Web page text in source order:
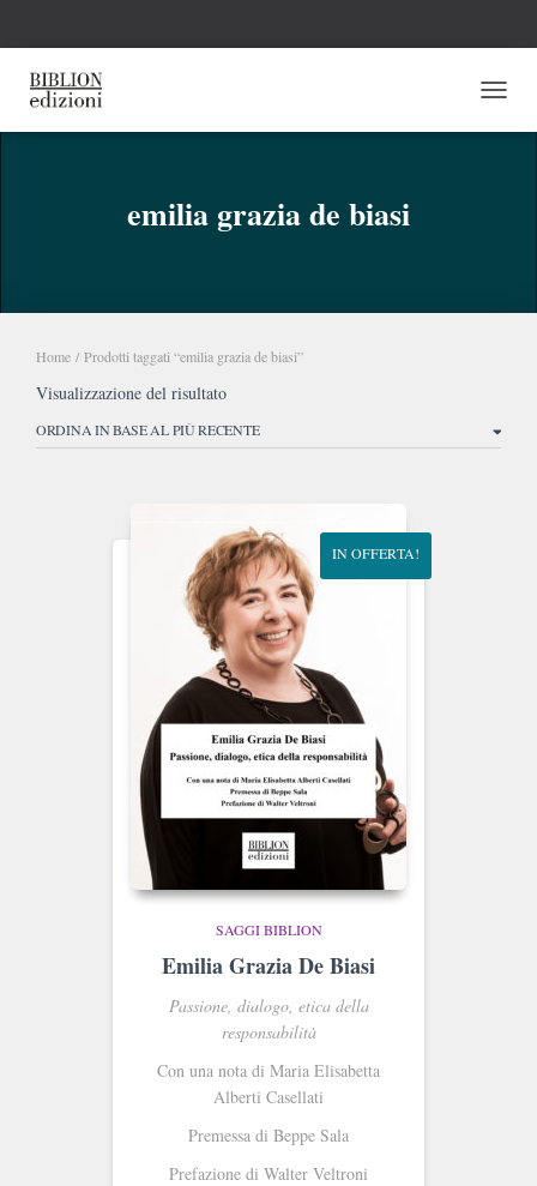
emilia grazia de biasi
Home / Prodotti taggati “emilia grazia de biasi”
Visualizzazione del risultato
IN OFFERTA!
SAGGI BIBLION
Emilia Grazia De Biasi
Passione, dialogo, etica della
responsabilità
Con una nota di Maria Elisabetta
Alberti Casellati
Premessa di Beppe Sala
Prefazione di Walter Veltroni